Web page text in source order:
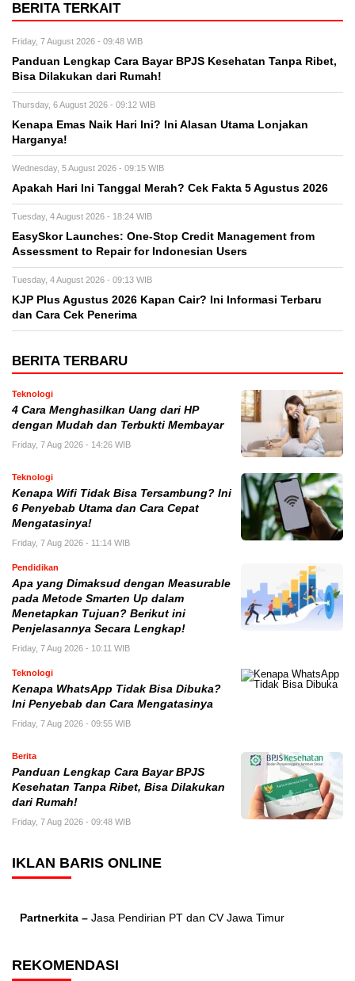
BERITA TERKAIT
Friday, 7 August 2026 - 09:48 WIB
Panduan Lengkap Cara Bayar BPJS Kesehatan Tanpa Ribet,
Bisa Dilakukan dari Rumah!
Thursday, 6 August 2026 - 09:12 WIB
Kenapa Emas Naik Hari Ini? Ini Alasan Utama Lonjakan
Harganya!
Wednesday, 5 August 2026 - 09:15 WIB
Apakah Hari Ini Tanggal Merah? Cek Fakta 5 Agustus 2026
Tuesday, 4 August 2026 - 18:24 WIB
EasySkor Launches: One-Stop Credit Management from
Assessment to Repair for Indonesian Users
Tuesday, 4 August 2026 - 09:13 WIB
KJP Plus Agustus 2026 Kapan Cair? Ini Informasi Terbaru
dan Cara Cek Penerima
BERITA TERBARU
Teknologi
4 Cara Menghasilkan Uang dari HP
dengan Mudah dan Terbukti Membayar
Friday, 7 Aug 2026 - 14:26 WIB
Teknologi
Kenapa Wifi Tidak Bisa Tersambung? Ini
6 Penyebab Utama dan Cara Cepat
Mengatasinya!
Friday, 7 Aug 2026 - 11:14 WIB
Pendidikan
Apa yang Dimaksud dengan Measurable
pada Metode Smarten Up dalam
Menetapkan Tujuan? Berikut ini
Penjelasannya Secara Lengkap!
Friday, 7 Aug 2026 - 10:11 WIB
Teknologi
Kenapa WhatsApp Tidak Bisa Dibuka?
Ini Penyebab dan Cara Mengatasinya
Friday, 7 Aug 2026 - 09:55 WIB
Berita
Panduan Lengkap Cara Bayar BPJS
Kesehatan Tanpa Ribet, Bisa Dilakukan
dari Rumah!
Friday, 7 Aug 2026 - 09:48 WIB
IKLAN BARIS ONLINE
Partnerkita – Jasa Pendirian PT dan CV Jawa Timur
REKOMENDASI